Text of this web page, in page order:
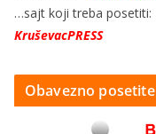
…sajt koji treba posetiti:
KruševacPRESS
Obavezno posetite